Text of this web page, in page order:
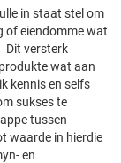
in staat stel om
of eiendomme wat
Dit versterk
wat aan
kennis en selfs
sukses te
tussen
waarde in hierdie
en